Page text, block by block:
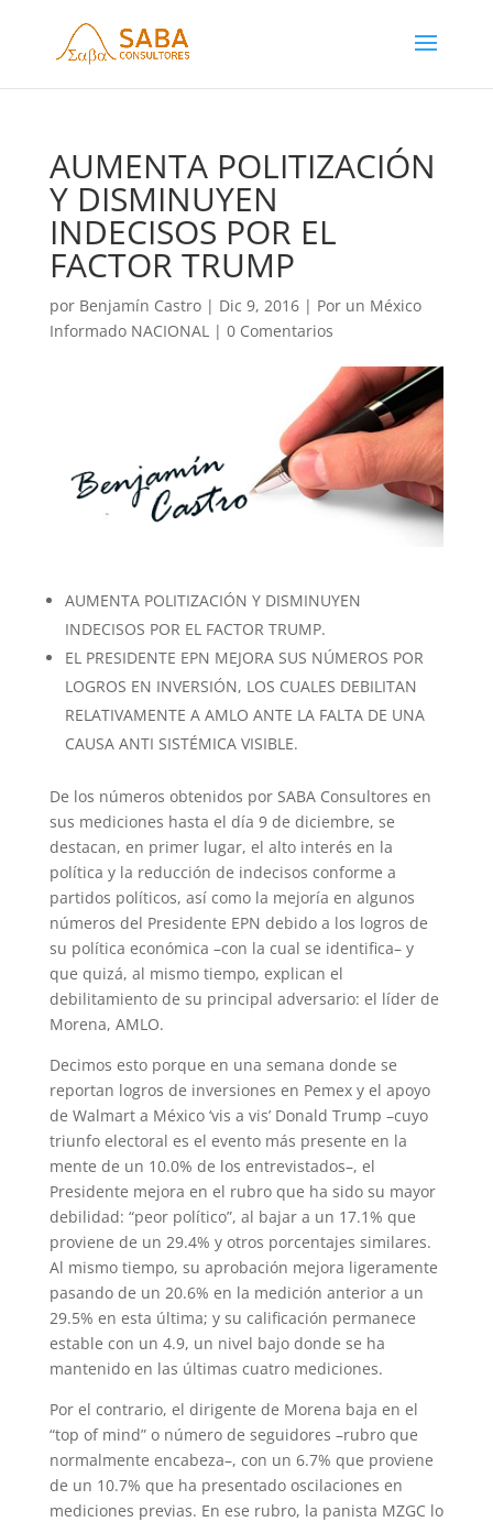
AUMENTA POLITIZACIÓN
Y DISMINUYEN
INDECISOS POR EL
FACTOR TRUMP
por Benjamín Castro| Dic 9, 2016| Por un México
Informado NACIONAL| 0 Comentarios
AUMENTA POLITIZACIÓN Y DISMINUYEN
INDECISOS POR EL FACTOR TRUMP.
EL PRESIDENTE EPN MEJORA SUS NÚMEROS POR
LOGROS EN INVERSIÓN, LOS CUALES DEBILITAN
RELATIVAMENTE A AMLO ANTE LA FALTA DE UNA
CAUSA ANTI SISTÉMICA VISIBLE.
De los números obtenidos por SABA Consultores en
sus mediciones hasta el día 9 de diciembre, se
destacan, en primer lugar, el alto interés en la
política y la reducción de indecisos conforme a
partidos políticos, así como la mejoría en algunos
números del Presidente EPN debido a los logros de
su política económica –con la cual se identifica– y
que quizá, al mismo tiempo, explican el
debilitamiento de su principal adversario: el líder de
Morena, AMLO.
Decimos esto porque en una semana donde se
reportan logros de inversiones en Pemex y el apoyo
de Walmart a México ‘vis a vis’ Donald Trump –cuyo
triunfo electoral es el evento más presente en la
mente de un 10.0% de los entrevistados–, el
Presidente mejora en el rubro que ha sido su mayor
debilidad: “peor político”, al bajar a un 17.1% que
proviene de un 29.4% y otros porcentajes similares.
Al mismo tiempo, su aprobación mejora ligeramente
pasando de un 20.6% en la medición anterior a un
29.5% en esta última; y su calificación permanece
estable con un 4.9, un nivel bajo donde se ha
mantenido en las últimas cuatro mediciones.
Por el contrario, el dirigente de Morena baja en el
“top of mind” o número de seguidores –rubro que
normalmente encabeza–, con un 6.7% que proviene
de un 10.7% que ha presentado oscilaciones en
mediciones previas. En ese rubro, la panista MZGC lo